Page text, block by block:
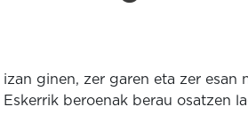
ginen, zer garen eta zer esan
beroenak berau osatzen